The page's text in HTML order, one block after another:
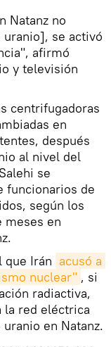
Natanz no
se activó
afirmó
y televisión
centrifugadoras
en
después
al nivel del
se
funcionarios de
según los
meses en
que Irán acusó a
nuclear" , si
radiactiva,
la red eléctrica
en Natanz.